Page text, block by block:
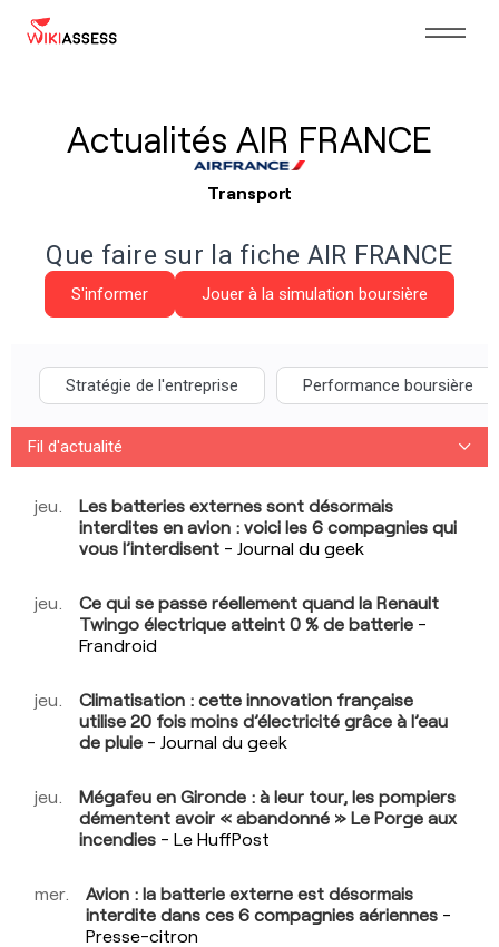
Actualités AIR FRANCE
Transport
Que faire sur la fiche AIR FRANCE
S'informer Jouer à la simulation boursière
Stratégie de l'entreprise Performance boursière
Performance boursière
Fil d'actualité
Consulter les avis
Consulter les questions
jeu.
Les batteries externes sont désormais
interdites en avion : voici les 6 compagnies qui
vous l’interdisent - Journal du geek
jeu.
Ce qui se passe réellement quand la Renault
Twingo électrique atteint 0 % de batterie -
Frandroid
jeu.
Climatisation : cette innovation française
utilise 20 fois moins d’électricité grâce à l’eau
de pluie - Journal du geek
jeu.
Mégafeu en Gironde : à leur tour, les pompiers
démentent avoir « abandonné » Le Porge aux
incendies - Le HuffPost
mer.
Avion : la batterie externe est désormais
interdite dans ces 6 compagnies aériennes -
Presse-citron